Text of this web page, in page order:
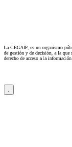
La CEGAIP, es un organismo
de gestión y de decisión, a la
derecho de acceso a la información